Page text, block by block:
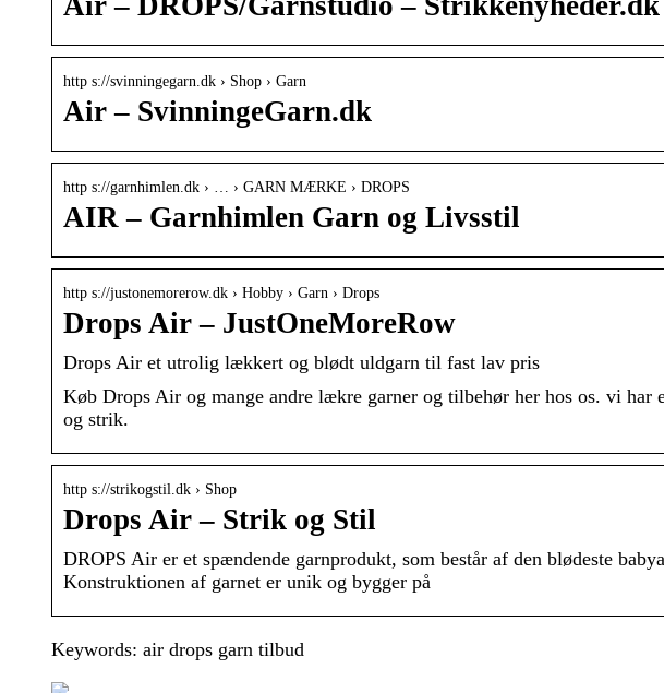
http s://svinningegarn.dk › Shop › Garn
Air – SvinningeGarn.dk
http s://garnhimlen.dk › … › GARN MÆRKE › DROPS
AIR – Garnhimlen Garn og Livsstil
http s://justonemorerow.dk › Hobby › Garn › Drops
Drops Air – JustOneMoreRow
Drops Air et utrolig lækkert og blødt uldgarn til fast lav pris
Køb Drops Air og mange andre lækre garner og tilbehør her hos os. vi
og strik.
http s://strikogstil.dk › Shop
Drops Air – Strik og Stil
DROPS Air er et spændende garnprodukt, som består af den blødeste
Konstruktionen af garnet er unik og bygger på
Keywords: air drops garn tilbud